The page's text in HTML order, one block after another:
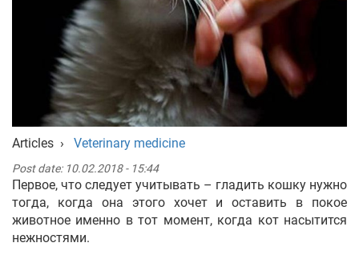
Articles › Veterinary medicine
Post date: 10.02.2018 - 15:44
Первое, что следует учитывать – гладить кошку нужно
тогда, когда она этого хочет и оставить в покое
животное именно в тот момент, когда кот насытится
нежностями.